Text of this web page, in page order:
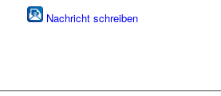
Nachricht schreiben